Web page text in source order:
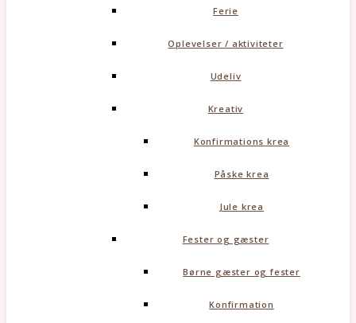
Ferie
Oplevelser / aktiviteter
Udeliv
Kreativ
Konfirmations krea
Påske krea
Jule krea
Fester og gæster
Børne gæster og fester
Konfirmation